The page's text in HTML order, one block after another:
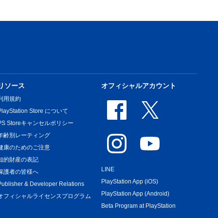
ソース
用規約
Store について
Storeキャンセルポリシー
齢別レーティング
康のためのご注意
的財産の表記
護者の皆様へ
& Developer Relations
フィシャルライセンスプログラム
オフィシャルアカウント
LINE
PlayStation App (iOS)
PlayStation App (Android)
Beta Program at PlayStation